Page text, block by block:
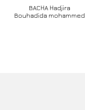
BACHA Hadjira
Bouhadida mohammed